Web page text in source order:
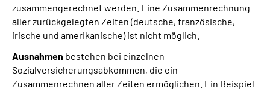
zusammengerechnet werden. Eine Zusammenrechnung
aller zurückgelegten Zeiten (deutsche, französische,
irische und amerikanische) ist nicht möglich.
Ausnahmen bestehen bei einzelnen
Sozialversicherungsabkommen, die ein
Zusammenrechnen aller Zeiten ermöglichen. Ein Beispiel